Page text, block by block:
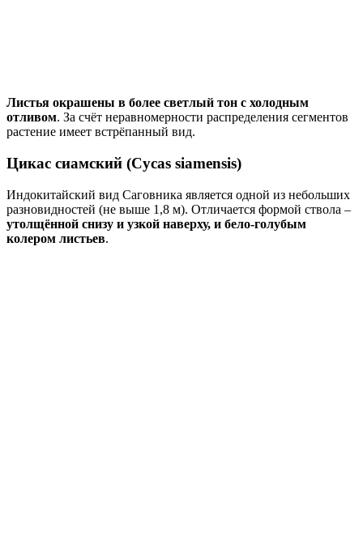
Листья окрашены в более светлый тон с холодным
отливом. За счёт неравномерности распределения сегментов
растение имеет встрёпанный вид.
Цикас сиамский (Cycas siamensis)
Индокитайский вид Саговника является одной из небольших
разновидностей (не выше 1,8 м). Отличается формой ствола –
утолщённой снизу и узкой наверху, и бело-голубым
колером листьев.